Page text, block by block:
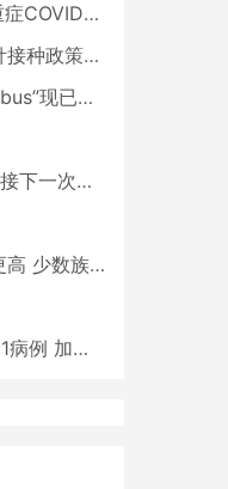
患者
即将出台
据主导地位
行了吗？
童存在差异
紧急状态